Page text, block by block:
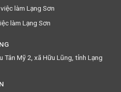
làm Lạng Sơn
làm Lạng Sơn
Mỹ 2, xã Hữu Lũng, tỉnh Lạng